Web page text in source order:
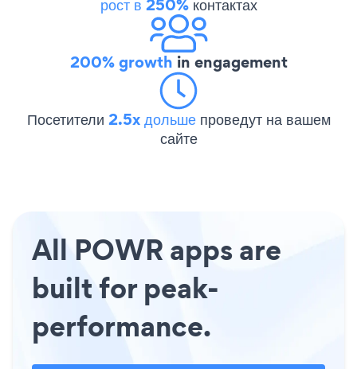
рост в 250%контактах
200% growth in engagement
Посетители 2.5x дольше проведут на вашем
сайте
All POWR apps are
built for peak-
performance.